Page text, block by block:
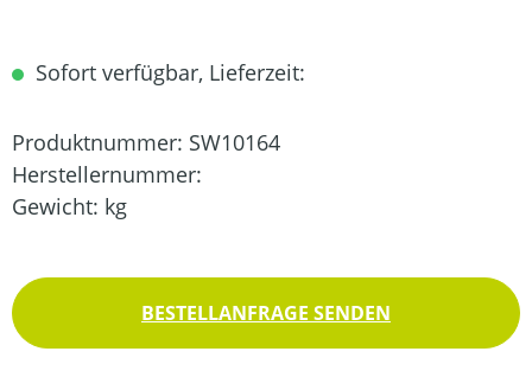
Sofort verfügbar, Lieferzeit:
Produktnummer: SW10164
Herstellernummer:
Gewicht: kg
BESTELLANFRAGE SENDEN